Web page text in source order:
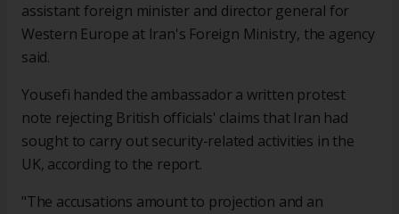
assistant foreign minister and director general for
Western Europe at Iran's Foreign Ministry, the agency
said.
Yousefi handed the ambassador a written protest
note rejecting British officials' claims that Iran had
sought to carry out security-related activities in the
UK, according to the report.
"The accusations amount to projection and an